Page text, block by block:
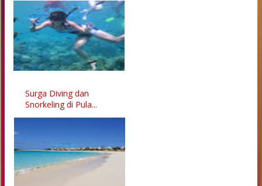
Surga Diving dan
Snorkeling di Pula...